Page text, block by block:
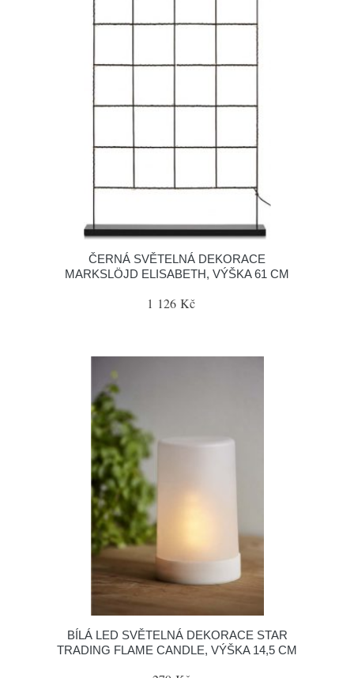
ČERNÁ SVĚTELNÁ DEKORACE
MARKSLÖJD ELISABETH, VÝŠKA 61 CM
1 126 Kč
BÍLÁ LED SVĚTELNÁ DEKORACE STAR
TRADING FLAME CANDLE, VÝŠKA 14,5 CM